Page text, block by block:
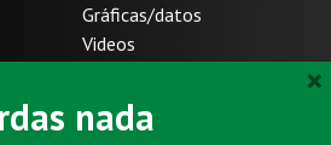
Gráficas/datos
Videos
Sobre nosotros
nada
×